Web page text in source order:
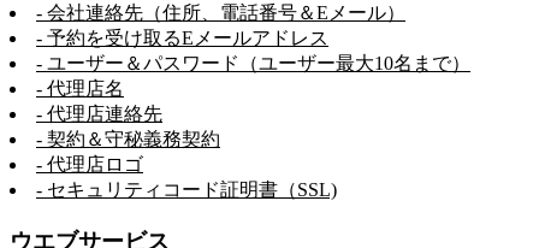
- 会社連絡先（住所、電話番号＆Eメール）
- 予約を受け取るEメールアドレス
- ユーザー＆パスワード（ユーザー最大10名まで）
- 代理店名
- 代理店連絡先
- 契約＆守秘義務契約
- 代理店ロゴ
- セキュリティコード証明書（SSL)
ウエブサービス